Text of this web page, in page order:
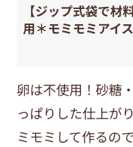
【ジップ式袋で材
用＊モミモミアイ
卵は不使用！砂糖
っぱりした仕上が
ミモミして作るの